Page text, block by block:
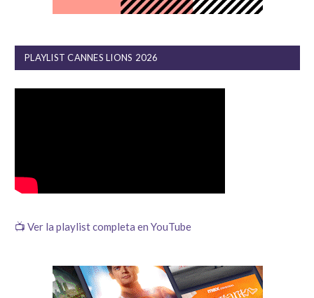
PLAYLIST CANNES LIONS 2026
📺 Ver la playlist completa en YouTube